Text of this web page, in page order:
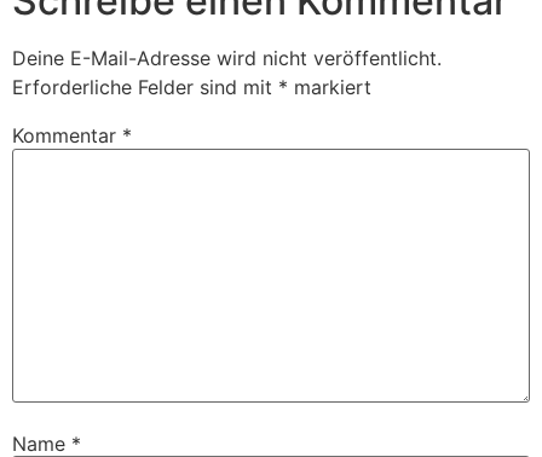
Deine E-Mail-Adresse wird nicht veröffentlicht.
Erforderliche Felder sind mit * markiert
Kommentar *
Name *